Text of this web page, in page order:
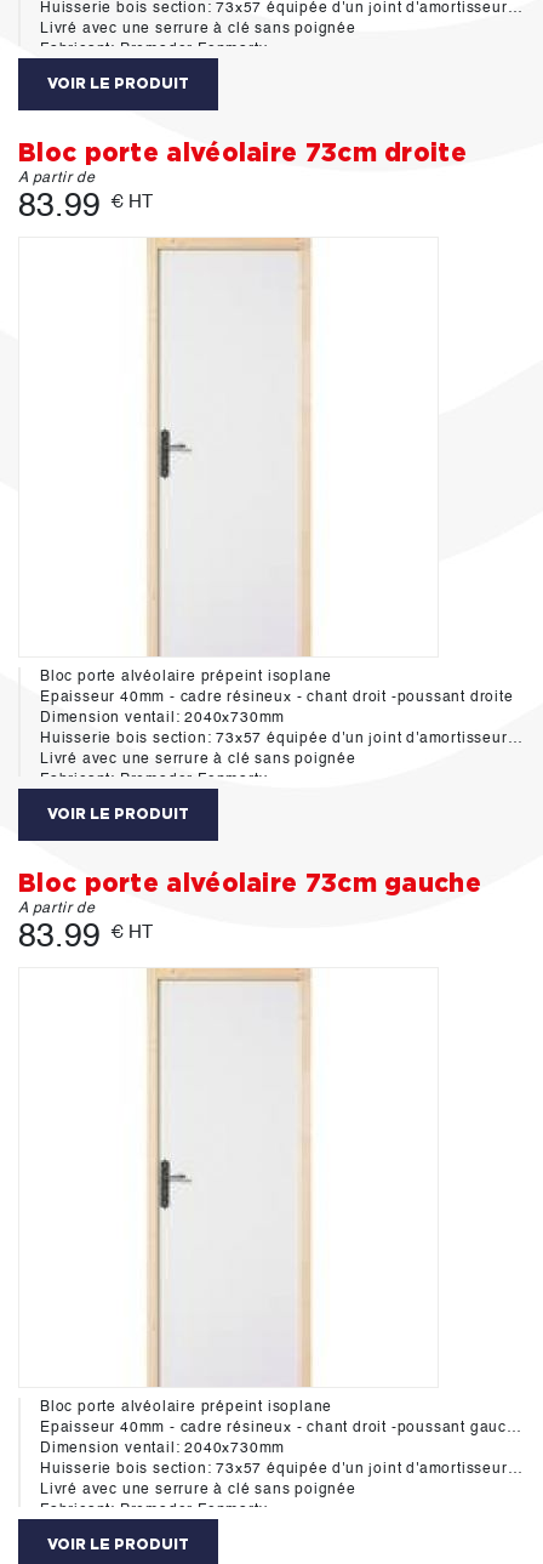
Huisserie bois section: 73x57 équipée d'un joint d'amortisseur hautement durable aux cycles d'ouverture-fermeture des portes. Ce systéme assure une réduction importante du bruit de claquement des portes de 7 dB(A)
Livré avec une serrure à clé sans poignée
Fabricant: Premador Fonmarty
VOIR LE PRODUIT
Bloc porte alvéolaire 73cm droite
A partir de
83.99 € HT
Bloc porte alvéolaire prépeint isoplane
Epaisseur 40mm - cadre résineux - chant droit -poussant droite
Dimension ventail: 2040x730mm
Huisserie bois section: 73x57 équipée d'un joint d'amortisseur hautement durable aux cycles d'ouverture-fermeture des portes. Ce systéme assure une réduction importante du bruit de claquement des portes de 7 dB(A)
Livré avec une serrure à clé sans poignée
Fabricant: Premador Fonmarty
VOIR LE PRODUIT
Bloc porte alvéolaire 73cm gauche
A partir de
83.99 € HT
Bloc porte alvéolaire prépeint isoplane
Epaisseur 40mm - cadre résineux - chant droit -poussant gauche
Dimension ventail: 2040x730mm
Huisserie bois section: 73x57 équipée d'un joint d'amortisseur hautement durable aux cycles d'ouverture-fermeture des portes. Ce systéme assure une réduction importante du bruit de claquement des portes de 7 dB(A)
Livré avec une serrure à clé sans poignée
Fabricant: Premador Fonmarty
VOIR LE PRODUIT